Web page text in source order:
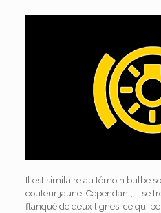
Il est similaire au témoin bulbe
couleur jaune. Cependant, il se
flanqué de deux lignes, ce qui